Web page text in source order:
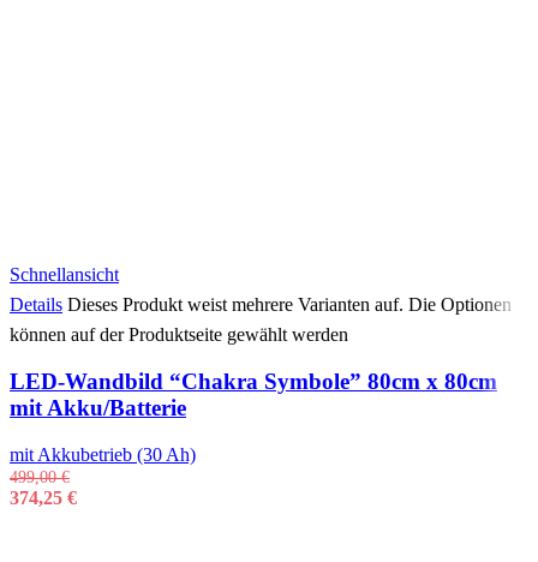
Schnellansicht
Details Dieses Produkt weist mehrere Varianten auf. Die Optionen
können auf der Produktseite gewählt werden
LED-Wandbild “Chakra Symbole” 80cm x 80cm
mit Akku/Batterie
mit Akkubetrieb (30 Ah)
499,00€
374,25 €